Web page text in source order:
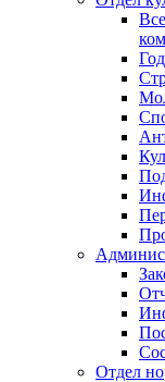
Отдел